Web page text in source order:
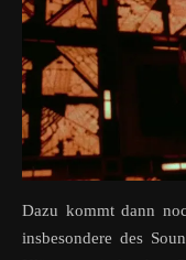
Dazu kommt dann
insbesondere des